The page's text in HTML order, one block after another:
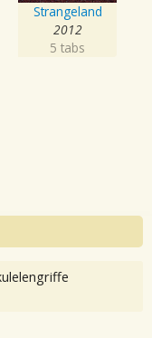
Strangeland
2012
5 tabs